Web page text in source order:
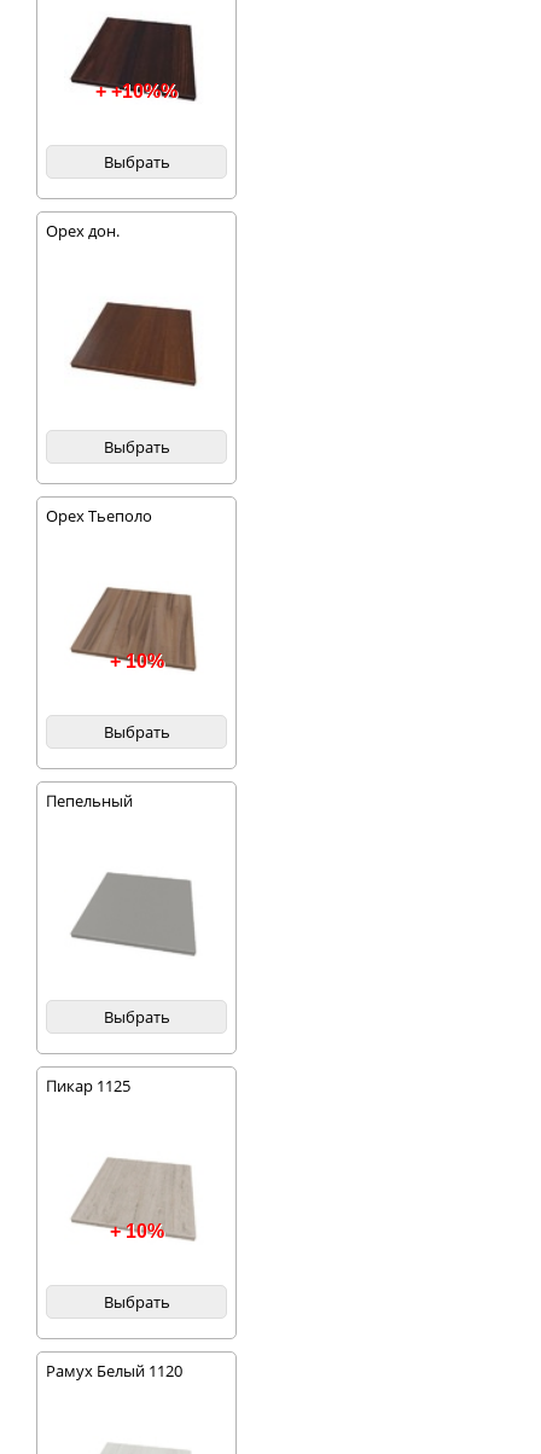
+ +10%%
Выбрать
Орех дон.
Выбрать
Орех Тьеполо
+ 10%
Выбрать
Пепельный
Выбрать
Пикар 1125
+ 10%
Выбрать
Рамух Белый 1120